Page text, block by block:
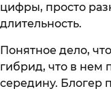
цифры, просто
длительность.
Понятное дело,
гибрид, что в нем
середину. Блогер